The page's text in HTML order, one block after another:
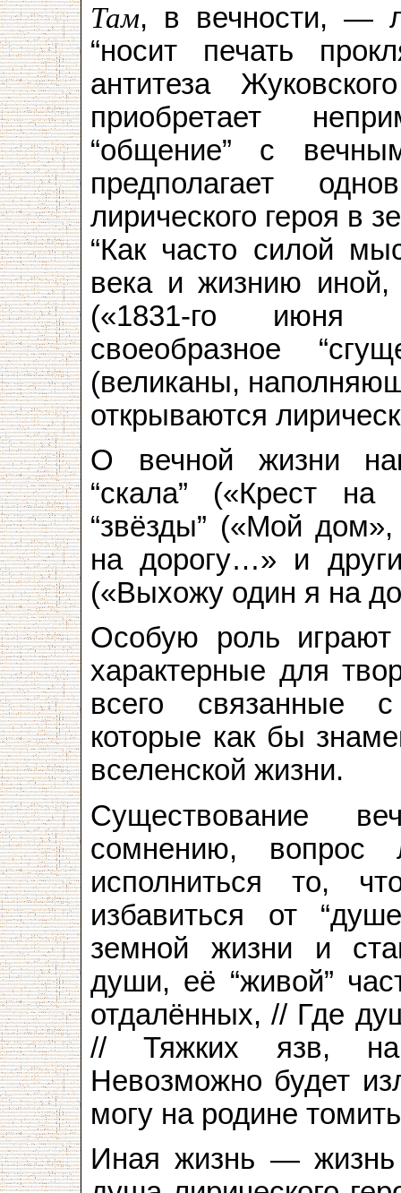
Там, в вечности, —
“носит печать
антитеза
приобретает
“общение” с
предполагает
лирического героя в
“Как часто силой
века и жизнию
(«1831-го июня
своеобразное
(великаны,
открываются
О вечной жизни
“скала” («Крест на
“звёзды” («Мой
на дорогу…» и
(«Выхожу один я на
Особую роль играют
характерные для
всего связанные
которые как бы
вселенской жизни.
Существование
сомнению,
исполниться то,
избавиться от
земной жизни и
души, её “живой”
отдалённых, // Где
// Тяжких язв, на
Невозможно будет
могу на родине
Иная жизнь — жизнь